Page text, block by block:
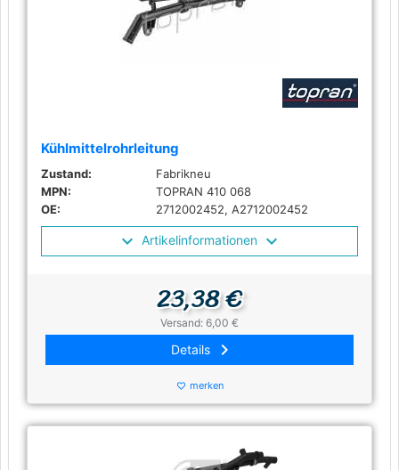
Kühlmittelrohrleitung
Zustand:
Fabrikneu
MPN:
TOPRAN 410 068
OE:
2712002452, A2712002452
Artikelinformationen
23,38 €
Versand: 6,00 €
Details keyboard_arrow_right
favorite_border merken